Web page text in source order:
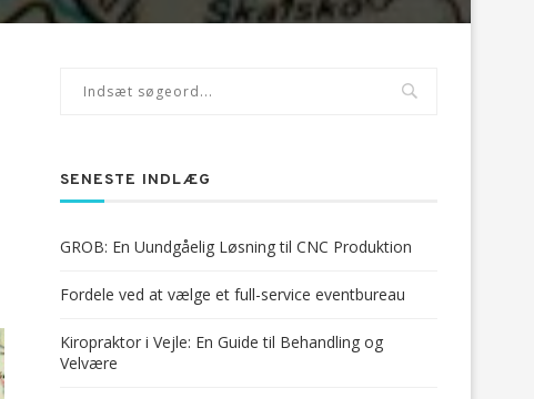
SENESTE INDLÆG
GROB: En Uundgåelig Løsning til CNC Produktion
Fordele ved at vælge et full-service eventbureau
Kiropraktor i Vejle: En Guide til Behandling og
Velvære